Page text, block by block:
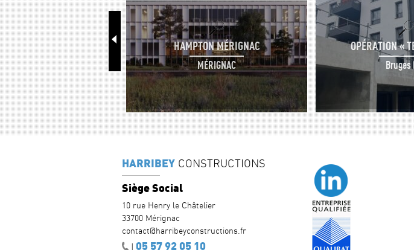
HAMPTON MÉRIGNAC
MÉRIGNAC
OPÉRATION «
Bruges
HARRIBEY CONSTRUCTIONS
Siège Social
10 rue Henry le Châtelier
33700 Mérignac
contact@harribeyconstructions.fr
| 05 57 92 05 10